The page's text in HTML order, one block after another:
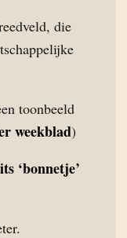
die
toonbeeld
weekblad)
‘bonnetje’